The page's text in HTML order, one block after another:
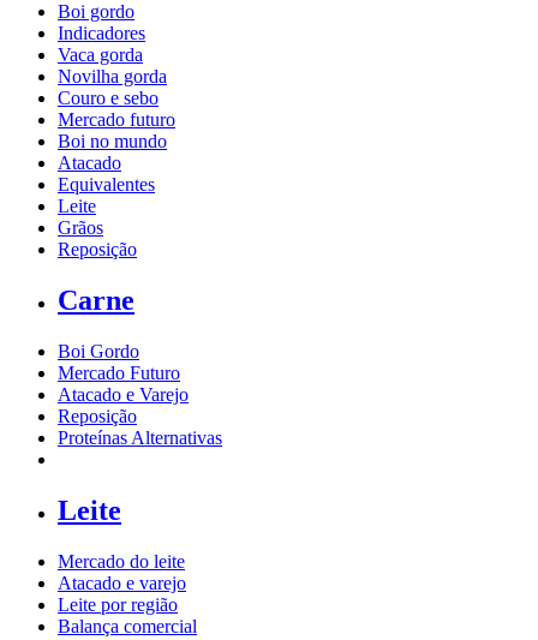
Boi gordo
Indicadores
Vaca gorda
Novilha gorda
Couro e sebo
Mercado futuro
Boi no mundo
Atacado
Equivalentes
Leite
Grãos
Reposição
Carne
Boi Gordo
Mercado Futuro
Atacado e Varejo
Reposição
Proteínas Alternativas
Leite
Mercado do leite
Atacado e varejo
Leite por região
Balança comercial